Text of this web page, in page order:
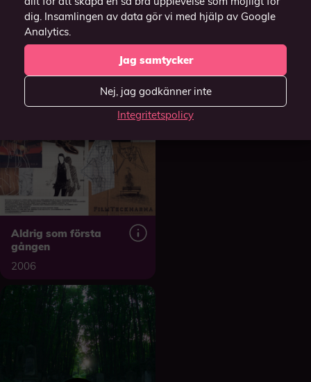
dig. Insamlingen av data gör vi med hjälp av Google
Analytics.
Jag samtycker
Nej, jag godkänner inte
Integritetspolicy
Aldrig som första
gången
2006